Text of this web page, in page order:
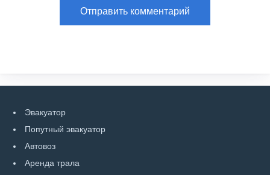
Эвакуатор
Попутный эвакуатор
Автовоз
Аренда трала